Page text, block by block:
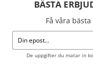
BÄSTA
Få våra
De uppgifter du matar in